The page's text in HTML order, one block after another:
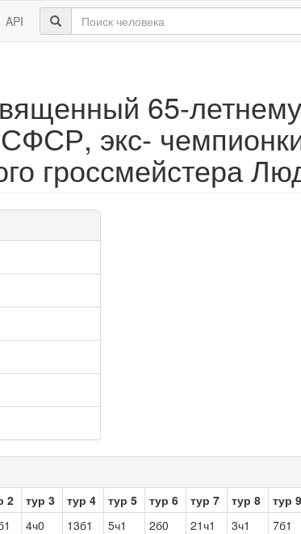
API
65-
экс-
гроссмейстера
2 тур 3 тур 4 тур 5 тур 6 тур 7 тур 8 тур 9
4ч0 13б1 5ч1 2б0 21ч1 3ч1 7б1